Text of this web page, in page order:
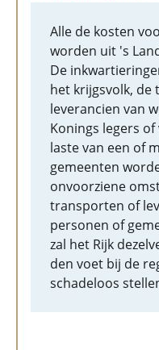
Alle de kosten
worden uit 's
De
het krijgsvolk,
leverancien van
Konings legers
laste van een of
gemeenten
onvoorziene
transporten of
personen of
zal het Rijk
den voet bij de
schadeloos